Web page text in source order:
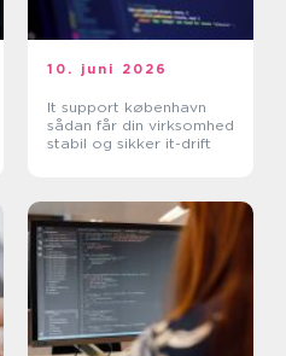
10. juni 2026
It support københavn
sådan får din virksomhed
stabil og sikker it-drift